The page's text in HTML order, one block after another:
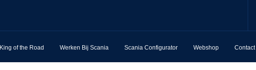
King of the Road Werken Bij Scania Scania Configurator Webshop Contact